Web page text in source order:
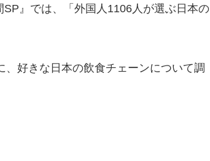
』では、「外国人1106人が選ぶ日本の
好きな日本の飲食チェーンについて調